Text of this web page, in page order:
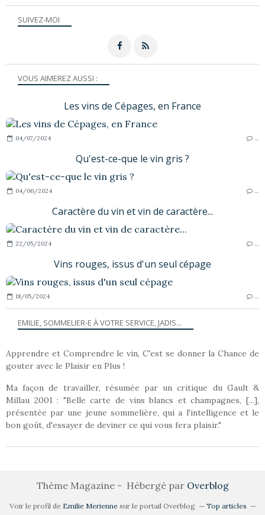
SUIVEZ-MOI
VOUS AIMEREZ AUSSI :
Les vins de Cépages, en France
04/07/2024
Qu'est-ce-que le vin gris ?
04/06/2024
Caractère du vin et vin de caractère...
22/05/2024
Vins rouges, issus d'un seul cépage
18/05/2024
EMILIE, SOMMELIER-E À VOTRE SERVICE, JADIS...
Apprendre et Comprendre le vin, C'est se donner la Chance de
gouter avec le Plaisir en Plus !
Ma façon de travailler, résumée par un critique du Gault &
Millau 2001 : "Belle carte de vins blancs et champagnes, [...],
présentée par une jeune sommelière, qui a l'intelligence et le
bon goût, d'essayer de deviner ce qui vous fera plaisir."
Thème Magazine - Hébergé par Overblog
Voir le profil de Emilie Meriennesur le portail Overblog
Top articles